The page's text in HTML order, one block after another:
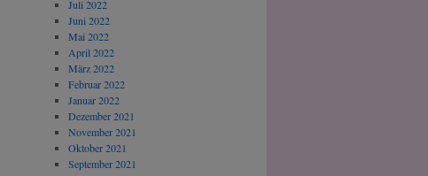
Juli 2022
Juni 2022
Mai 2022
April 2022
März 2022
Februar 2022
Januar 2022
Dezember 2021
November 2021
Oktober 2021
September 2021